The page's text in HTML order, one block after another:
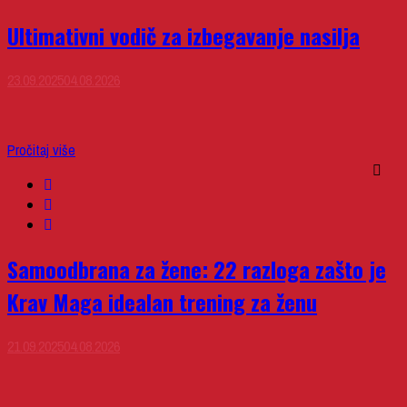
Ultimativni vodič za izbegavanje nasilja
Posted
23.09.202504.08.2026
Pročitaj više
Samoodbrana za žene: 22 razloga zašto je
Krav Maga idealan trening za ženu
Posted
21.09.202504.08.2026